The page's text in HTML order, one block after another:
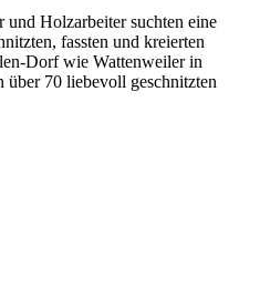
und Holzarbeiter suchten eine
fassten und kreierten
Dorf wie Wattenweiler in
70 liebevoll geschnitzten